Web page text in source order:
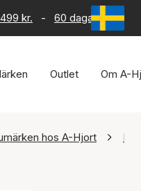
kr. - 60 dagars
Outlet Om A-
hos A-Hjort